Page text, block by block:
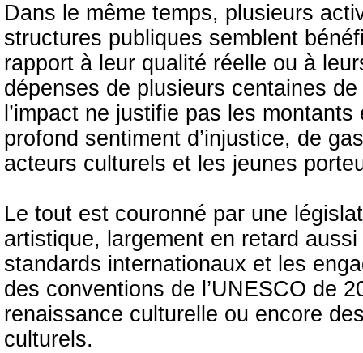
Dans le même temps, plusieurs
structures publiques semblent
rapport à leur qualité réelle ou à
dépenses de plusieurs centaines
l’impact ne justifie pas les
profond sentiment d’injustice, de
acteurs culturels et les jeunes
Le tout est couronné par une
artistique, largement en retard
standards internationaux et les
des conventions de l’UNESCO de
renaissance culturelle ou encore
culturels.